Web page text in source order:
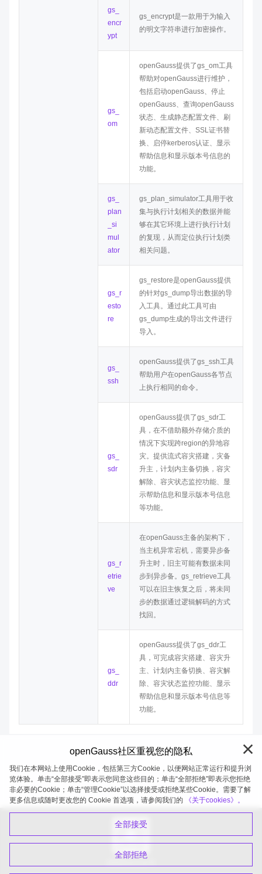
gs_
encr
ypt
gs_encrypt是一款用于为输入
的明文字符串进行加密操作。
gs_
om
openGauss提供了gs_om工具
帮助对openGauss进行维护，
包括启动openGauss、停止
openGauss、查询openGauss
状态、生成静态配置文件、刷
新动态配置文件、SSL证书替
换、启停kerberos认证、显示
帮助信息和显示版本号信息的
功能。
gs_
plan
_si
mul
ator
gs_plan_simulator工具用于收
集与执行计划相关的数据并能
够在其它环境上进行执行计划
的复现，从而定位执行计划类
相关问题。
gs_r
esto
re
gs_restore是openGauss提供
的针对gs_dump导出数据的导
入工具。通过此工具可由
gs_dump生成的导出文件进行
导入。
gs_
ssh
openGauss提供了gs_ssh工具
帮助用户在openGauss各节点
上执行相同的命令。
gs_
sdr
openGauss提供了gs_sdr工
具，在不借助额外存储介质的
情况下实现跨region的异地容
灾。提供流式容灾搭建，灾备
升主，计划内主备切换，容灾
解除、容灾状态监控功能、显
示帮助信息和显示版本号信息
等功能。
gs_r
etrie
ve
在openGauss主备的架构下，
当主机异常宕机，需要异步备
升主时，旧主可能有数据未同
步到异步备。gs_retrieve工具
可以在旧主恢复之后，将未同
步的数据通过逻辑解码的方式
找回。
gs_
ddr
openGauss提供了gs_ddr工
具，可完成容灾搭建、容灾升
主、计划内主备切换、容灾解
除、容灾状态监控功能、显示
帮助信息和显示版本号信息等
功能。
openGauss 2026-08-07 19:58:11
openGauss社区重视您的隐私
我们在本网站上使用Cookie，包括第三方Cookie，以便网站正常运行和提升浏
览体验。单击“全部接受”即表示您同意这些目的；单击“全部拒绝”即表示您拒绝
非必要的Cookie；单击“管理Cookie”以选择接受或拒绝某些Cookie。需要了解
更多信息或随时更改您的 Cookie 首选项，请参阅我们的
《关于cookies》。
全部接受
全部拒绝